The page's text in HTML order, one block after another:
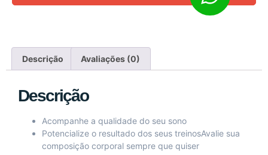
Descrição Avaliações (0)
Descrição
Acompanhe a qualidade do seu sono
Potencialize o resultado dos seus treinosAvalie sua
composição corporal sempre que quiser